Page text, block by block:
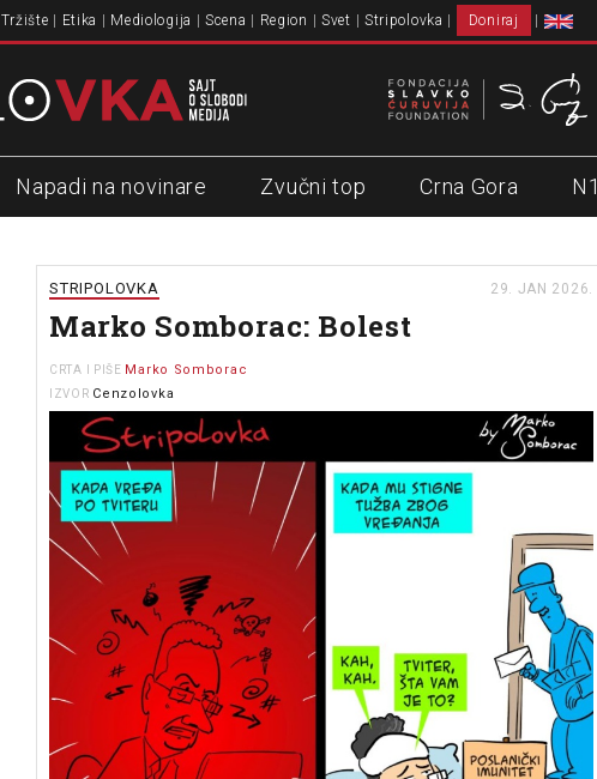
Tržište Etika Mediologija Scena Region Svet Stripolovka Doniraj
Napadi na novinare Zvučni top Crna Gora N1
STRIPOLOVKA 29. JAN 2026.
Marko Somborac: Bolest
CRTA I PIŠE Marko Somborac
IZVOR Cenzolovka